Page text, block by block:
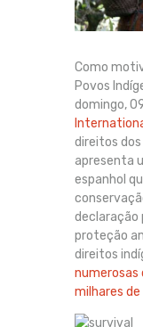
Como
Povos
domingo,
direitos
apresenta
espanhol
declaração
proteção
direitos
numerosas
milhares